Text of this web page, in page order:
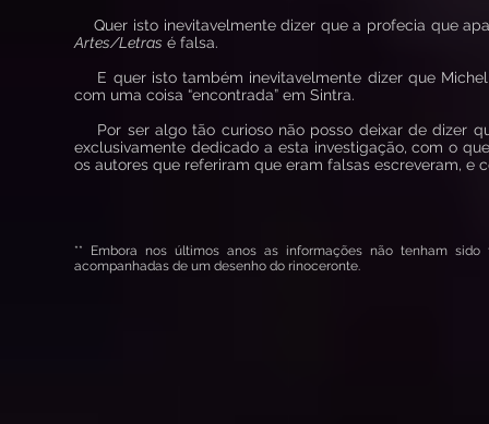
Quer isto inevitavelmente dizer que a profecia que
Artes/Letras é falsa.
E quer isto também inevitavelmente dizer que
com uma coisa “encontrada” em Sintra.
Por ser algo tão curioso não posso deixar de dizer
exclusivamente dedicado a esta investigação, com o
os autores que referiram que eram falsas escreveram, e
** Embora nos últimos anos as informações não tenham
acompanhadas de um desenho do rinoceronte.